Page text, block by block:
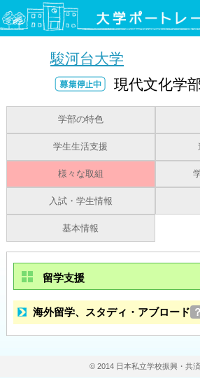
駿河台大学
現代文化学
学部の特色
学生生活支援
様々な取組
入試・学生情報
基本情報
留学支援
海外留学、スタディ・アブロード ？
© 2014 日本私立学校振興・共